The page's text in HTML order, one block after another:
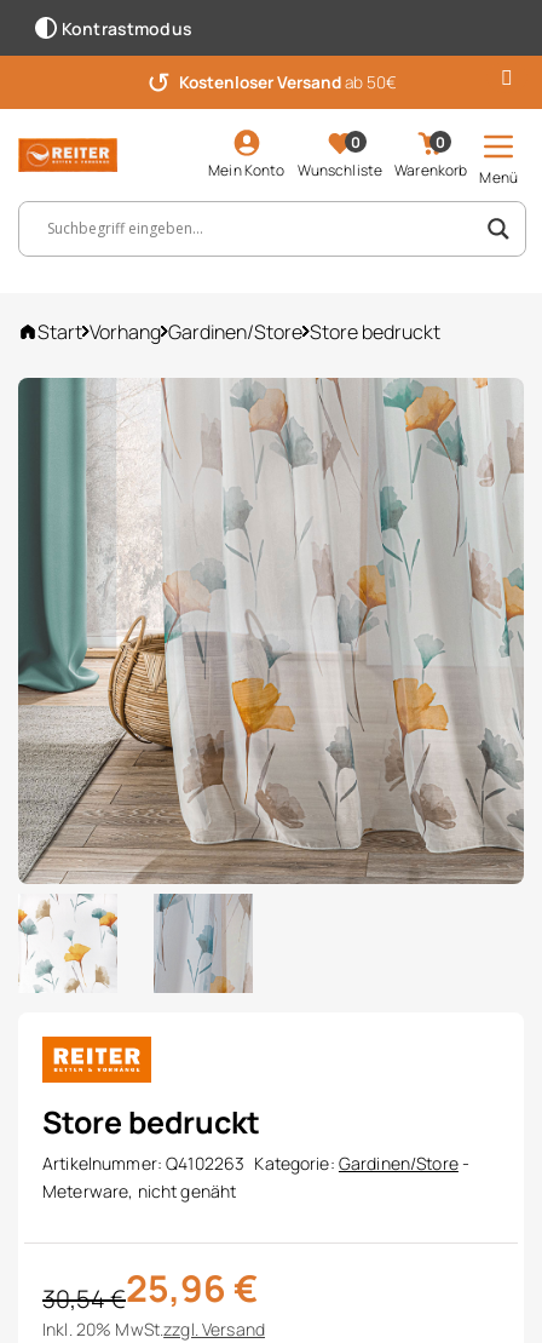
Kontrastmodus
↺ Kostenloser Versandab 50€
Mein Konto
0
Wunschliste
0
Warenkorb
Menü
Suchbegriff, Artikelnummer ...
Start Vorhang Gardinen/Store Store bedruckt
Store bedruckt
Artikelnummer:Q4102263 Kategorie: Gardinen/Store-
Meterware, nicht genäht
30,54€
Ursprünglicher Preis war: 30,54 €
25,96 €
Aktueller Preis ist: 25,96 €.
Inkl. 20% MwSt.zzgl.Versand